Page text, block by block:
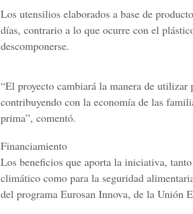
Los utensilios elaborados a base de
días, contrario a lo que ocurre con el
descomponerse.
“El proyecto cambiará la manera de utilizar
contribuyendo con la economía de las
prima”, comentó.
Financiamiento
Los beneficios que aporta la iniciativa,
climático como para la seguridad
del programa Eurosan Innova, de la Unión